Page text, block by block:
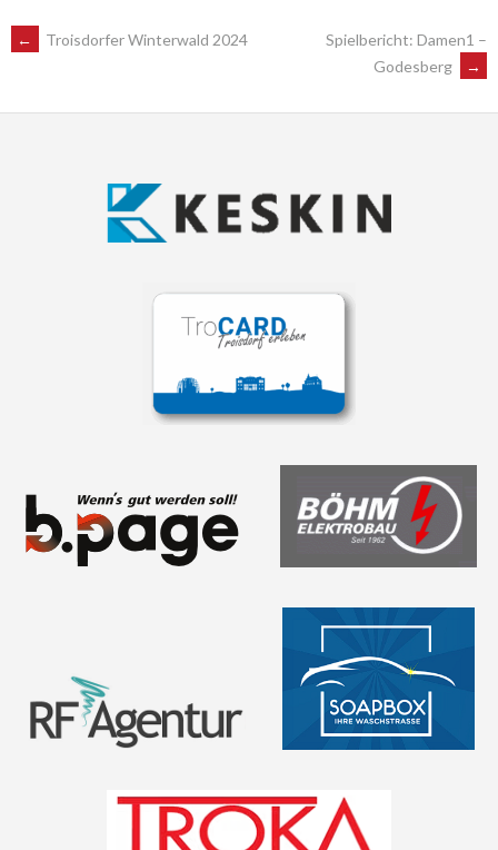
POST
NAVIGATION
← Troisdorfer Winterwald 2024
Spielbericht: Damen1 –
Godesberg
→